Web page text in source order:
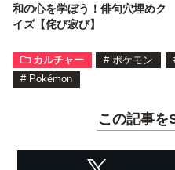
和の心を学ぼう！俳句穴埋めク
イズ【侘び寂び】
カルチャー # ポケモン
# Pokémon
この記事を